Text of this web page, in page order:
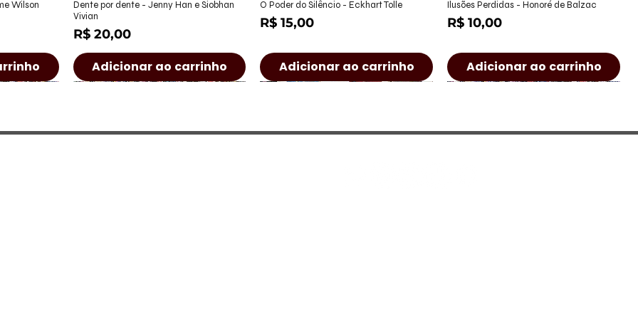
Wilson Visualização rápida
Dente por dente - Jenny Han e Siobhan
Vivian
Preço
R$ 20,00
Adicionar ao carrinho
Visualização rápida
O Poder do Silêncio - Eckhart Tolle
Preço
R$ 15,00
Adicionar ao carrinho
Visualização rápida
Ilusões Perdidas - Honoré de Balzac
Preço
R$ 10,00
Adicionar ao carrinho